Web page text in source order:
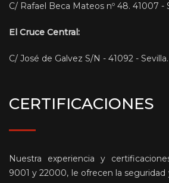
C/ Rafael Beca Mateos nº 48. 41007 -
El Cruce Central:
C/ José de Galvez S/N - 41092 - Sevilla.
CERTIFICACIONES
Nuestra experiencia y
9001 y 22000, le ofrecen la seguridad